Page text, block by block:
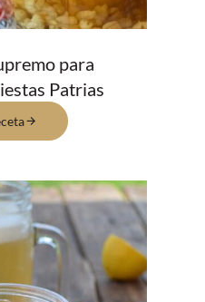
para
Patrias